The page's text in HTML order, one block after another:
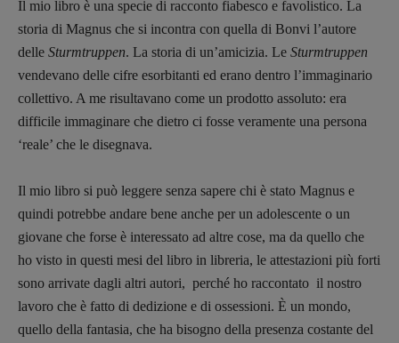
Coordinamento News in breve:
Anna da Re
[anna.dare.comunicazione@gmail.com]
Coordinamento Fumetti:
Fabio Malagnini
[fabio.malagnini@gmail. com]
[valentina.marcoli@gmail.com]
ARCHIVIO E AUTORI
Il mio libro è una specie di racconto fiabesco e favolistico. La
storia di Magnus che si incontra con quella di Bonvi l’autore
delle Sturmtruppen. La storia di un’amicizia. Le Sturmtruppen
vendevano delle cifre esorbitanti ed erano dentro l’immaginario
collettivo. A me risultavano come un prodotto assoluto: era
difficile immaginare che dietro ci fosse veramente una persona
‘reale’ che le disegnava.
Il mio libro si può leggere senza sapere chi è stato Magnus e
quindi potrebbe andare bene anche per un adolescente o un
giovane che forse è interessato ad altre cose, ma da quello che
ho visto in questi mesi del libro in libreria, le attestazioni più forti
sono arrivate dagli altri autori, perché ho raccontato il nostro
lavoro che è fatto di dedizione e di ossessioni. È un mondo,
quello della fantasia, che ha bisogno della presenza costante del